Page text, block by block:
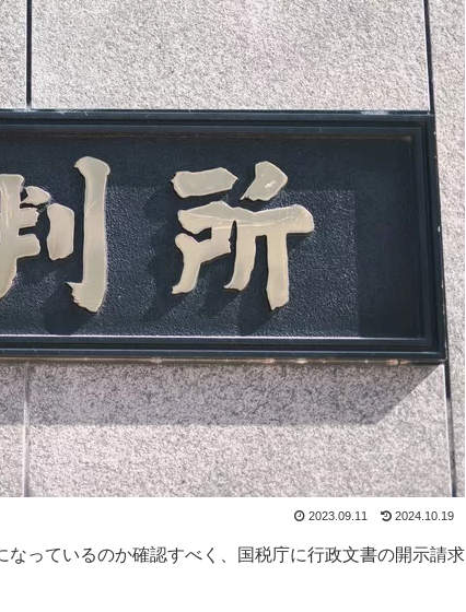
2023.09.11 2024.10.19
っているのか確認すべく、国税庁に行政文書の開示請求